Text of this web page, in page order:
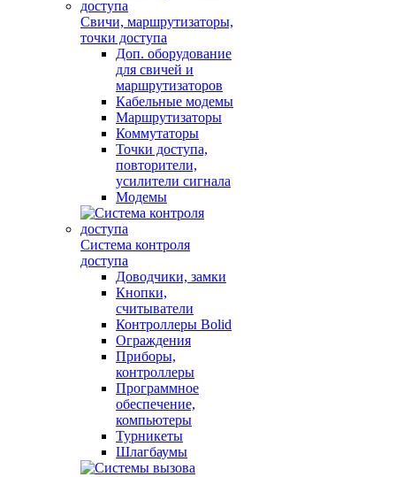
Свичи, маршрутизаторы,
точки доступа
Доп. оборудование
для свичей и
маршрутизаторов
Кабельные модемы
Маршрутизаторы
Коммутаторы
Точки доступа,
повторители,
усилители сигнала
Модемы
Система контроля
доступа
Доводчики, замки
Кнопки,
считыватели
Контроллеры Bolid
Ограждения
Приборы,
контроллеры
Программное
обеспечение,
компьютеры
Турникеты
Шлагбаумы